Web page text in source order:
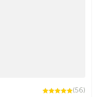
(56)